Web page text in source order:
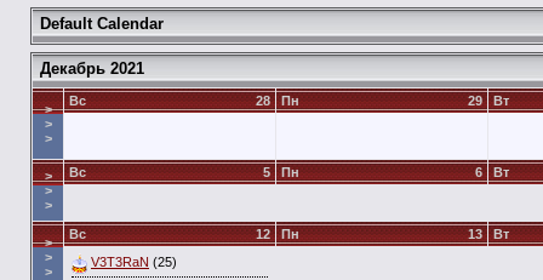
Default Calendar
Декабрь 2021
>
>
>
28
Вс 29
Пн Вт
>
>
>
5
Вс 6
Пн Вт
>
>
>
12
Вс
V3T3RaN (25)
13
Пн Вт